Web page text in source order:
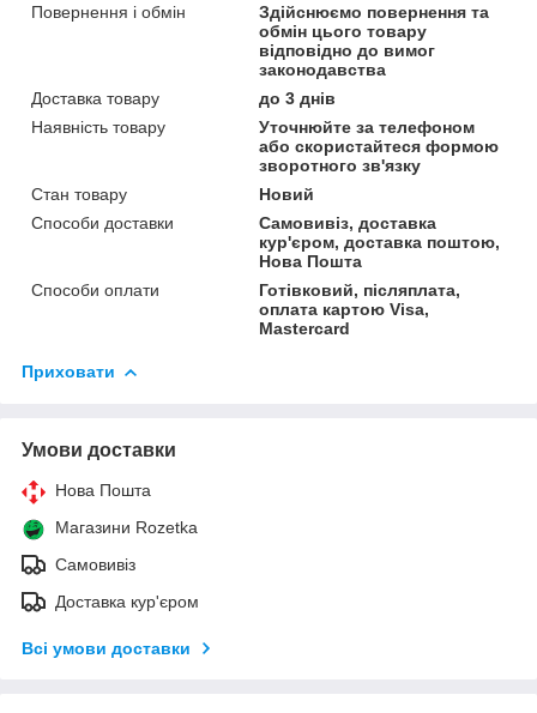
Повернення і обмін
Здійснюємо повернення та
обмін цього товару
відповідно до вимог
законодавства
Доставка товару
до 3 днів
Наявність товару
Уточнюйте за телефоном
або скористайтеся формою
зворотного зв'язку
Стан товару
Новий
Способи доставки
Самовивіз, доставка
кур'єром, доставка поштою,
Нова Пошта
Способи оплати
Готівковий, післяплата,
оплата картою Visa,
Mastercard
Приховати
Умови доставки
Нова Пошта
Магазини Rozetka
Самовивіз
Доставка кур'єром
Всі умови доставки